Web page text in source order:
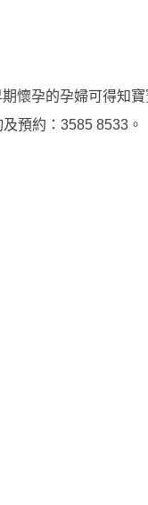
懷孕的孕婦可得知
預約：3585 8533。